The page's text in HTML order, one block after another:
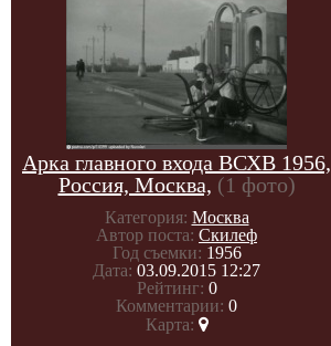
Арка главного входа ВСХВ 1956,
Россия, Москва, (1 фото)
Категория: Москва
Автор поста: Скилеф
Год съемки: 1956
Дата: 03.09.2015 12:27
Рейтинг: 0
Комментарии: 0
Карта: